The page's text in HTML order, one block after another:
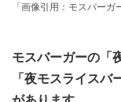
「画像引用：モスバー
モスバーガーの「
「夜モスライスバ